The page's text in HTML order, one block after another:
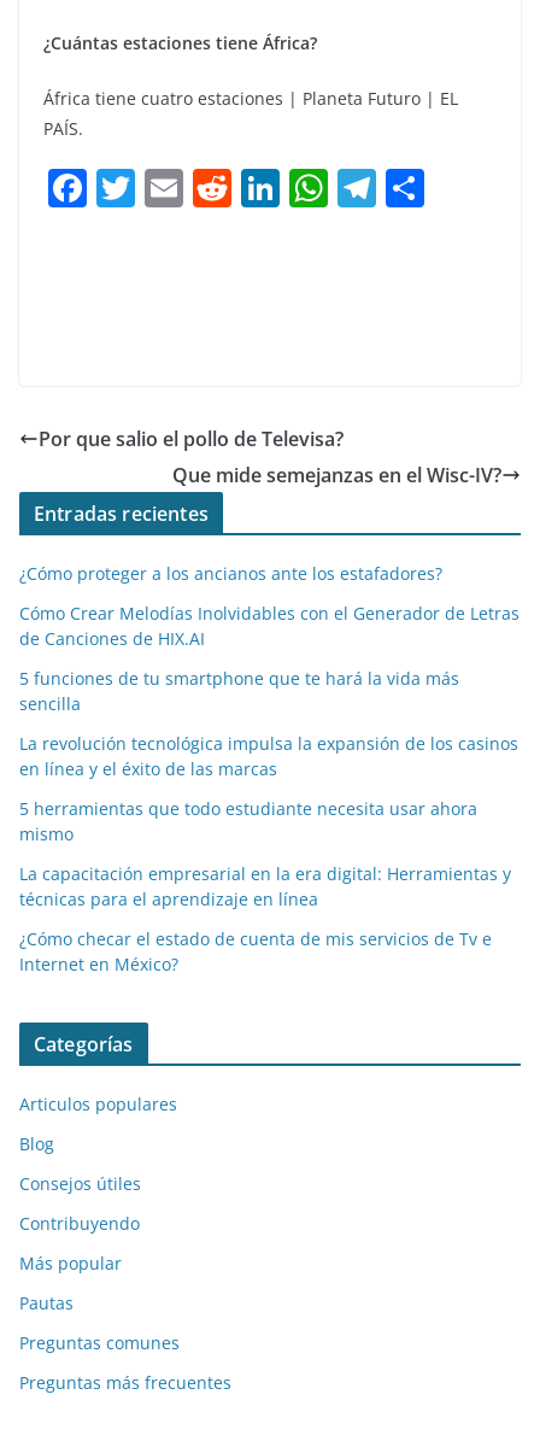
¿Cuántas estaciones tiene África?
África tiene cuatro estaciones | Planeta Futuro | EL
PAÍS.
F
k
T E R Li W
p
T
Por que salio el pollo de Televisa?
Que mide semejanzas en el Wisc-IV?
Entradas recientes
¿Cómo proteger a los ancianos ante los estafadores?
Cómo Crear Melodías Inolvidables con el Generador de Letras
de Canciones de HIX.AI
5 funciones de tu smartphone que te hará la vida más
sencilla
La revolución tecnológica impulsa la expansión de los casinos
en línea y el éxito de las marcas
5 herramientas que todo estudiante necesita usar ahora
mismo
La capacitación empresarial en la era digital: Herramientas y
técnicas para el aprendizaje en línea
¿Cómo checar el estado de cuenta de mis servicios de Tv e
Internet en México?
Categorías
Articulos populares
Blog
Consejos útiles
Contribuyendo
Más popular
Pautas
Preguntas comunes
Preguntas más frecuentes